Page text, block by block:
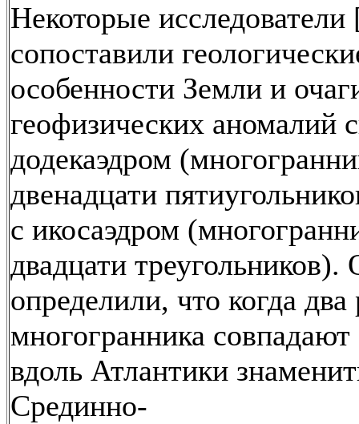
Некоторые
сопоставили
особенности Земли и
геофизических аномалий
додекаэдром
двенадцати
с икосаэдром
двадцати треугольников).
определили, что когда два
многогранника
вдоль Атлантики
Срединно-